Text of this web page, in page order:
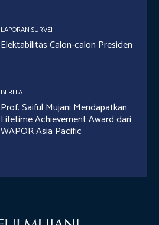
LAPORAN SURVEI
Elektabilitas Calon-calon Presiden
BERITA
Prof. Saiful Mujani Mendapatkan
Lifetime Achievement Award dari
WAPOR Asia Pacific